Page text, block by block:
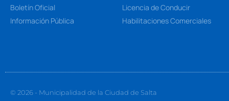
Boletín Oficial
Información Pública
Licencia de Conducir
Habilitaciones Comerciales
© 2026 - Municipalidad de la Ciudad de Salta